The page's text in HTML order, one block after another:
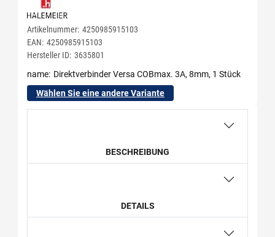
Artikelnummer: 4250985915103
EAN: 4250985915103
Hersteller ID: 3635801
name Direktverbinder Versa COBmax. 3A, 8mm, 1 Stück
Wählen Sie eine andere Variante
BESCHREIBUNG
DETAILS